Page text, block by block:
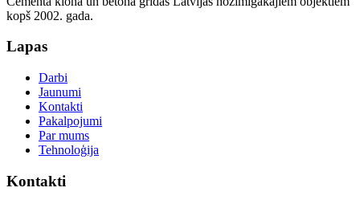
kopš 2002. gada.
Lapas
Darbi
Jaunumi
Kontakti
Pakalpojumi
Par mums
Tehnoloģija
Kontakti